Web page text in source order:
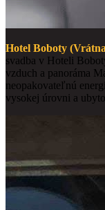
Hotel Boboty
svadba v Hoteli
vzduch a panoráma
neopakovateľnú
vysokej úrovni a